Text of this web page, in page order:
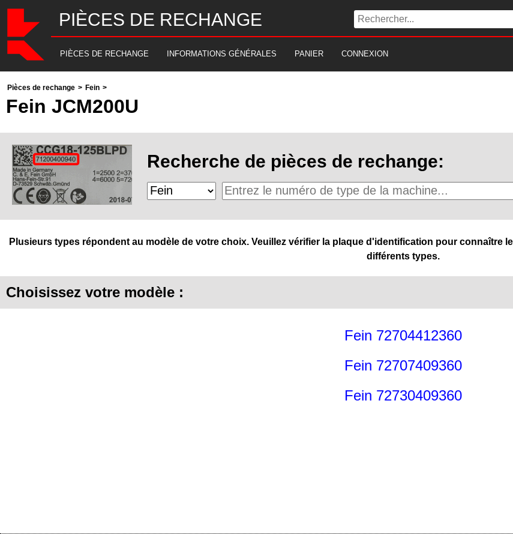
PIÈCES DE RECHANGE
PIÈCES DE RECHANGE INFORMATIONS GÉNÉRALES PANIER CONNEXION
Pièces de rechange > Fein >
Fein JCM200U
Recherche de pièces de rechange:
Plusieurs types répondent au modèle de votre choix. Veuillez vérifier la plaque d'identification pour connaître
différents types.
Choisissez votre modèle :
Fein 72704412360
Fein 72707409360
Fein 72730409360